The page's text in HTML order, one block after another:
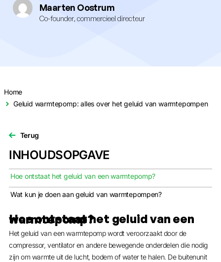
Maarten Oostrum
Co-founder, commercieel directeur
Home
Geluid warmtepomp: alles over het geluid van warmtepompen
Terug
INHOUDSOPGAVE
Hoe ontstaat het geluid van een warmtepomp?
Wat kun je doen aan geluid van warmtepompen?
Hoe ontstaat het geluid van een warmtepomp?
Het geluid van een warmtepomp wordt veroorzaakt door de
compressor, ventilator en andere bewegende onderdelen die nodig
zijn om warmte uit de lucht, bodem of water te halen. De buitenunit